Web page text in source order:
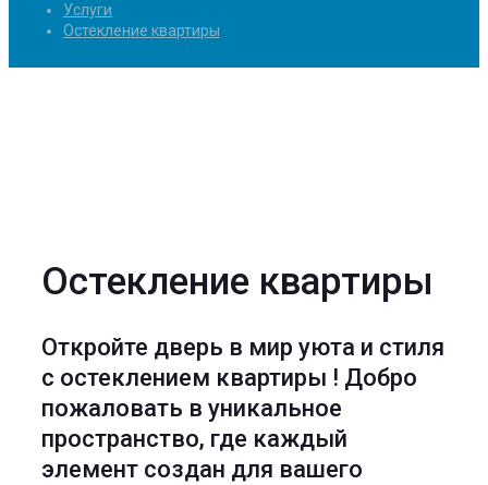
Услуги
Остекление квартиры
Остекление квартиры
Откройте дверь в мир уюта и стиля
с остеклением квартиры ! Добро
пожаловать в уникальное
пространство, где каждый
элемент создан для вашего